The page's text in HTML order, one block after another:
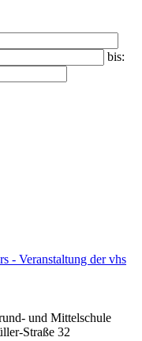
bis:
- Veranstaltung der vhs
und Mittelschule
Straße 32